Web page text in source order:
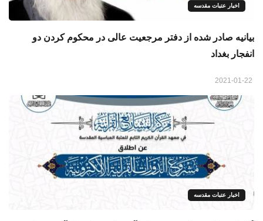
اخبار عتبات مقدسه
بيانيه صادر شده از دفتر مرجعیت عالی در محکوم کردن دو
انفجار بغداد
اخبار عتبات مقدسه